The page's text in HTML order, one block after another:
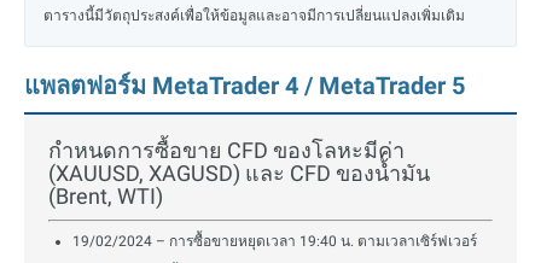
ตารางนี้มีวัตถุประสงค์เพื่อให้ข้อมูลและอาจมีการเปลี่ยนแปลงเพิ่มเติม
แพลตฟอร์ม MetaTrader 4 / MetaTrader 5
กำหนดการซื้อขาย CFD ของโลหะมีค่า
(XAUUSD, XAGUSD) และ CFD ของน้ำมัน
(Brent, WTI)
19/02/2024 – การซื้อขายหยุดเวลา 19:40 น. ตามเวลาเซิร์ฟเวอร์